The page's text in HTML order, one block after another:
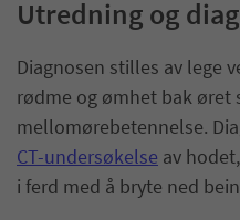
Utredning og
​Diagnosen stilles av lege
rødme og ømhet bak øret
mellomørebetennelse.
CT-undersøkelse av
i ferd med å bryte ned